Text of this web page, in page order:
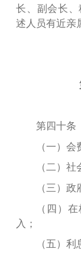
长、副会长
述人员有近亲
第四十条
（一）会
（二）社
（三）政
（四）
入；
（五）利